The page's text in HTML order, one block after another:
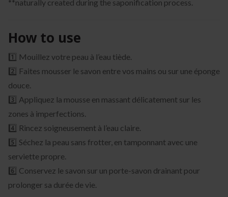
**naturally created during the saponification process.
How to use
1️⃣ Mouillez votre peau à l’eau tiède.
2️⃣ Faites mousser le savon entre vos mains ou sur une éponge
douce.
3️⃣ Appliquez la mousse en massant délicatement sur les
zones à imperfections.
4️⃣ Rincez soigneusement à l’eau claire.
5️⃣ Séchez la peau sans frotter, en tamponnant avec une
serviette propre.
6️⃣ Conservez le savon sur un porte-savon drainant pour
prolonger sa durée de vie.